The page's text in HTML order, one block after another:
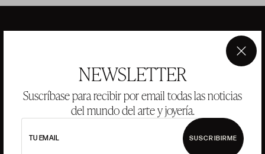
NEWSLETTER
Suscríbase para recibir por email todas las noticias
del mundo del arte y joyería.
TU EMAIL SUSCRIBIRME
×
ANSORENA
HISTORIA
ANSORENA
JOYERÍA
VALORACIONES